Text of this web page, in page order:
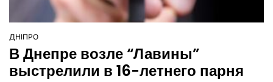
ОПУБЛІКУВАТИ
У
ДНІПРО
В Днепре возле “Лавины”
выстрелили в 16-летнего парня